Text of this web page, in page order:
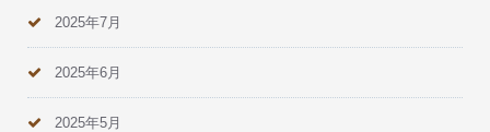
2025年7月
2025年6月
2025年5月